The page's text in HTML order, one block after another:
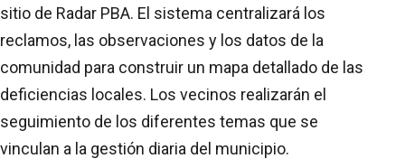
sitio de Radar PBA. El sistema centralizará los
reclamos, las observaciones y los datos de la
comunidad para construir un mapa detallado de las
deficiencias locales. Los vecinos realizarán el
seguimiento de los diferentes temas que se
vinculan a la gestión diaria del municipio.